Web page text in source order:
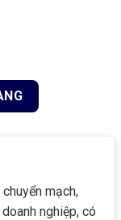
8 PoE Gigabit
mạch,
nghiệp, có